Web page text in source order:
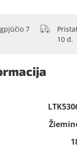
7
10 d.